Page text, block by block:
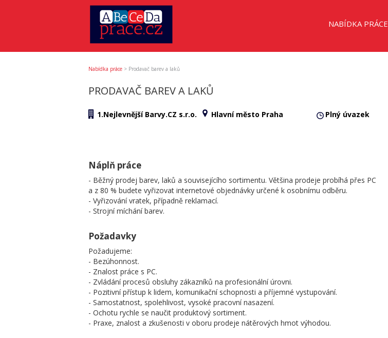
NABÍDKA PRÁCE
Nabídka práce > Prodavač barev a laků
PRODAVAČ BAREV A LAKŮ
1.Nejlevnější Barvy.CZ s.r.o. Hlavní město Praha Plný úvazek
Náplň práce
- Běžný prodej barev, laků a souvisejícího sortimentu. Většina prodeje probíhá přes PC
a z 80 % budete vyřizovat internetové objednávky určené k osobnímu odběru.
- Vyřizování vratek, případně reklamací.
- Strojní míchání barev.
Požadavky
Požadujeme:
- Bezúhonnost.
- Znalost práce s PC.
- Zvládání procesů obsluhy zákazníků na profesionální úrovni.
- Pozitivní přístup k lidem, komunikační schopnosti a příjemné vystupování.
- Samostatnost, spolehlivost, vysoké pracovní nasazení.
- Ochotu rychle se naučit produktový sortiment.
- Praxe, znalost a zkušenosti v oboru prodeje nátěrových hmot výhodou.